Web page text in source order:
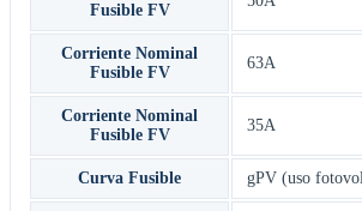
Fusible FV
Corriente Nominal
Fusible FV
63A
Corriente Nominal
Fusible FV
35A
Curva Fusible gPV (uso